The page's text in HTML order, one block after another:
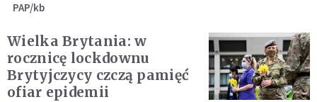
PAP/kb
Wielka Brytania: w
rocznicę lockdownu
Brytyjczycy czczą pamięć
ofiar epidemii